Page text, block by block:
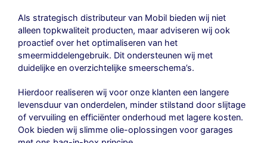
Als strategisch distributeur van Mobil bieden wij niet
alleen topkwaliteit producten, maar adviseren wij ook
proactief over het optimaliseren van het
smeermiddelengebruik. Dit ondersteunen wij met
duidelijke en overzichtelijke smeerschema’s.
Hierdoor realiseren wij voor onze klanten een langere
levensduur van onderdelen, minder stilstand door slijtage
of vervuiling en efficiënter onderhoud met lagere kosten.
Ook bieden wij slimme olie-oplossingen voor garages